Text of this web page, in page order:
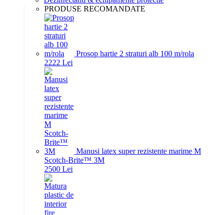
PRODUSE RECOMANDATE
Prosop hartie 2 straturi alb 100 m/rola
2222 Lei
Manusi latex super rezistente marime M
Scotch-Brite™ 3M
2500 Lei